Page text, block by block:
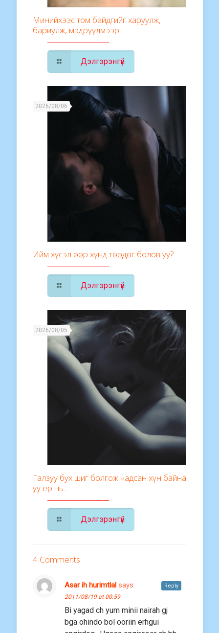
Минийхээс том байдгийг харуулж,
бариулж, мэдрүүлмээр…
Дэлгэрэнгүй
2026/08/06
Ийм хүсэл өөр хүнд төрдөг болов уу?
Дэлгэрэнгүй
2026/08/05
Галзуу бух шиг болгож чадсан хүн байна
уу ер нь…
Дэлгэрэнгүй
4 Comments
Asar ih hurimtlal says:
2011/08/19 at 00:59
Bi yagad ch yum minii nairah gj
bga ohindo bol ooriin erhgui
Reply